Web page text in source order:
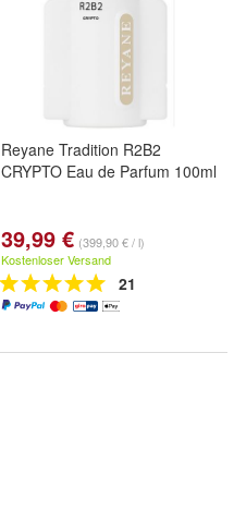
Reyane Tradition R2B2
CRYPTO Eau de Parfum 100ml
39,99 € (399,90 € / l)
Kostenloser Versand
21